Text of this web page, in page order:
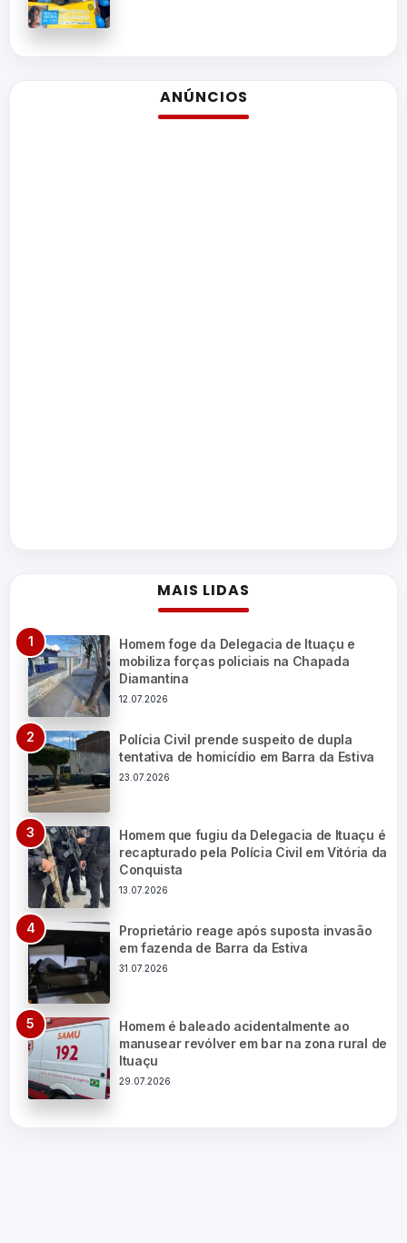
ANÚNCIOS
MAIS LIDAS
Homem foge da Delegacia de Ituaçu e
mobiliza forças policiais na Chapada
Diamantina
12.07.2026
Polícia Civil prende suspeito de dupla
tentativa de homicídio em Barra da Estiva
23.07.2026
Homem que fugiu da Delegacia de Ituaçu é
recapturado pela Polícia Civil em Vitória da
Conquista
13.07.2026
Proprietário reage após suposta invasão
em fazenda de Barra da Estiva
31.07.2026
Homem é baleado acidentalmente ao
manusear revólver em bar na zona rural de
Ituaçu
29.07.2026